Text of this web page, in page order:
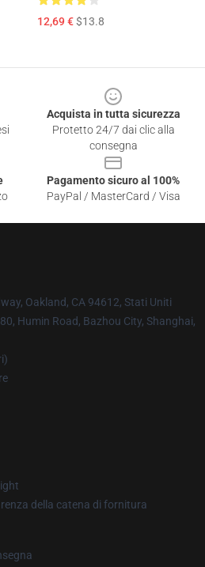
12,69 €$13.8
Acquista in tutta sicurezza
Protetto 24/7 dai clic alla
consegna
Pagamento sicuro al 100%
PayPal / MasterCard / Visa
Oakland, CA 94612, Stati Uniti
Humin Road, Bazhou City, Shanghai,
della catena di fornitura